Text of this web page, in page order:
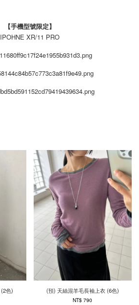
【手機型號限定】
IPOHNE XR/11 PRO
色) (預) 天絲混羊毛長袖上衣 (6色)
NT$ 790